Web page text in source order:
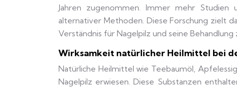
Jahren zugenommen. Immer mehr Studien
alternativer Methoden. Diese Forschung zielt
Verständnis für Nagelpilz und seine Behandlung
Wirksamkeit natürlicher Heilmittel bei
Natürliche Heilmittel wie Teebaumöl,
Nagelpilz erwiesen. Diese Substanzen